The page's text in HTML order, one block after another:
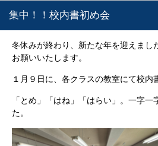
集中！！校内書初め会
冬休みが終わり、新たな年を迎えまし
お願いいたします。
１月９日に、各クラスの教室にて校内
「とめ」「はね」「はらい」。一字一
た。